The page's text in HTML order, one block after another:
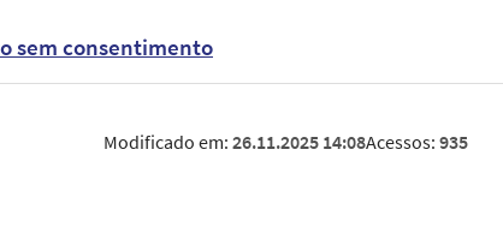
sem consentimento
Modificado em: 26.11.2025 14:08Acessos: 935